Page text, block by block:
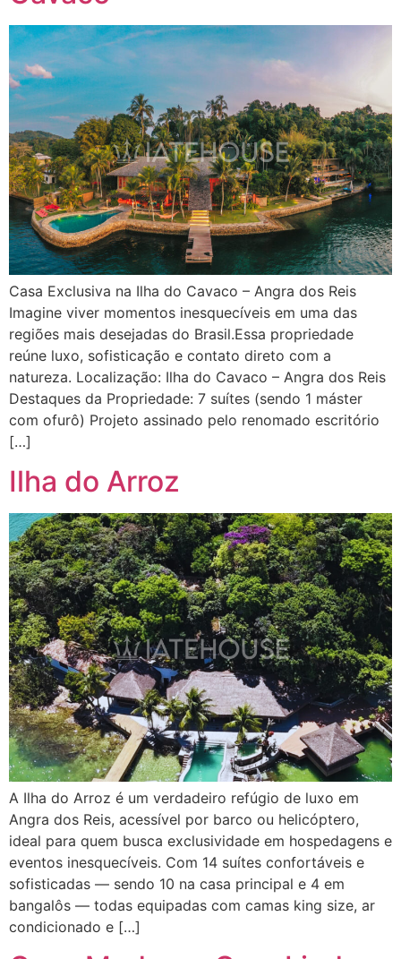
Casa Exclusiva na Ilha do Cavaco – Angra dos Reis
Imagine viver momentos inesquecíveis em uma das
regiões mais desejadas do Brasil.Essa propriedade
reúne luxo, sofisticação e contato direto com a
natureza. Localização: Ilha do Cavaco – Angra dos Reis
Destaques da Propriedade: 7 suítes (sendo 1 máster
com ofurô) Projeto assinado pelo renomado escritório
[…]
Ilha do Arroz
A Ilha do Arroz é um verdadeiro refúgio de luxo em
Angra dos Reis, acessível por barco ou helicóptero,
ideal para quem busca exclusividade em hospedagens e
eventos inesquecíveis. Com 14 suítes confortáveis e
sofisticadas — sendo 10 na casa principal e 4 em
bangalôs — todas equipadas com camas king size, ar
condicionado e […]